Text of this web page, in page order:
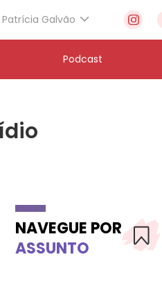
Galvão
Podcast
NAVEGUE POR
ASSUNTO